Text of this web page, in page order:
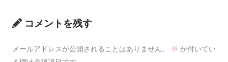
コメントを残す
メールアドレスが公開されることはありません。 ※ が付いてい